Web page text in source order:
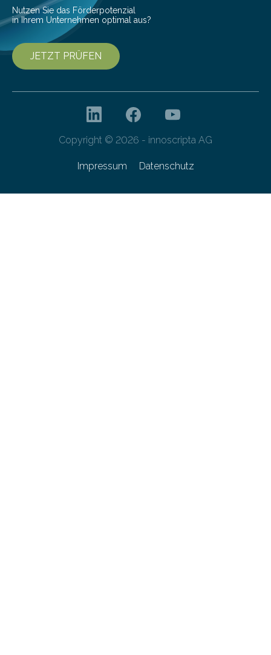
Nutzen Sie das Förderpotenzial
in Ihrem Unternehmen optimal aus?
JETZT PRÜFEN
Copyright © 2026 - innoscripta AG
Impressum Datenschutz